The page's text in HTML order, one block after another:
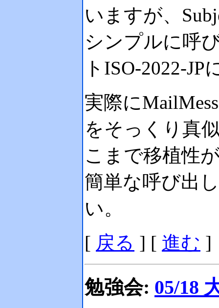
いますが、
シンプルに呼
トISO-2022-
実際に
をそっくり真
こまで移植性
簡単な呼び出
い。
[ 戻る ] [ 進む ]
勉強会: 05/18